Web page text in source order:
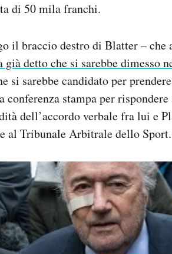
di 50 mila franchi.
il braccio destro di Blatter – che
già detto che si sarebbe dimesso
si sarebbe candidato per
conferenza stampa per
dell’accordo verbale fra lui e
al Tribunale Arbitrale dello Sport.